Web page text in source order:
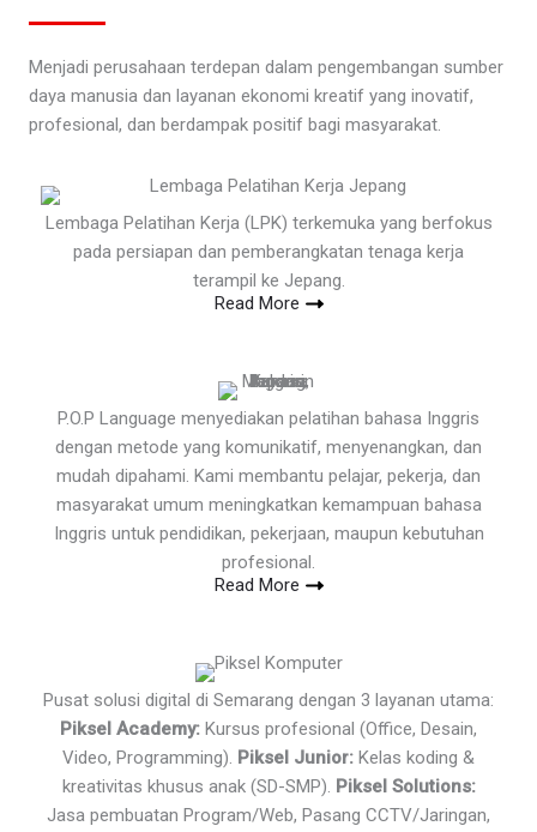
Menjadi perusahaan terdepan dalam pengembangan sumber
daya manusia dan layanan ekonomi kreatif yang inovatif,
profesional, dan berdampak positif bagi masyarakat.
Lembaga Pelatihan Kerja (LPK) terkemuka yang berfokus
pada persiapan dan pemberangkatan tenaga kerja
terampil ke Jepang.
Read More
P.O.P Language menyediakan pelatihan bahasa Inggris
dengan metode yang komunikatif, menyenangkan, dan
mudah dipahami. Kami membantu pelajar, pekerja, dan
masyarakat umum meningkatkan kemampuan bahasa
Inggris untuk pendidikan, pekerjaan, maupun kebutuhan
profesional.
Read More
Pusat solusi digital di Semarang dengan 3 layanan utama:
Piksel Academy: Kursus profesional (Office, Desain,
Video, Programming). Piksel Junior: Kelas koding &
kreativitas khusus anak (SD-SMP). Piksel Solutions:
Jasa pembuatan Program/Web, Pasang CCTV/Jaringan,